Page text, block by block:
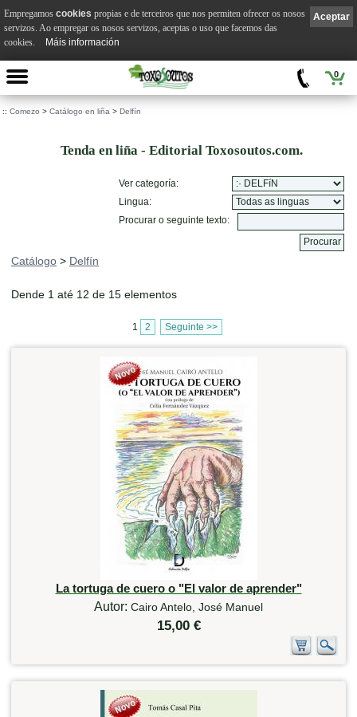
0
:: Comezo > Catálogo en liña > Delfín
Tenda en liña - Editorial Toxosoutos.com.
Ver categoría:
Lingua:
Procurar o seguinte texto:
Catálogo > Delfín
Dende 1 até 12 de 15 elementos
1 2 Seguinte >>
La tortuga de cuero o "El valor de aprender"
Autor: Cairo Antelo, José Manuel
15,00 €
Aceptar
Empregamos cookies propias e de terceiros que nos permiten ofrecer os nosos
servizos. Ao empregar os nosos servizos, aceptas o uso que facemos das
cookies.
Máis información